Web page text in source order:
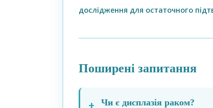
дослідження для остаточного
Поширені запитання
Чи є дисплазія раком?